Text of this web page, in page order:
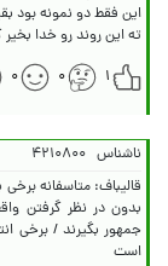
ته این‌ روند رو خدا بخیر
۱
۰ ۰
ناشناس ۴۲۱۰۸۰۰
قالیباف: متاسفانه
بدون در نظر گرفتن
جمهور بگیرند / برخی
است